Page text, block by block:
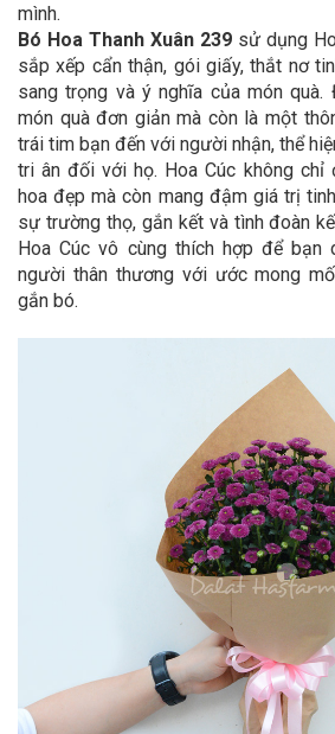
mình.
Bó Hoa Thanh Xuân 239 sử dụng
sắp xếp cẩn thận, gói giấy, thắt nơ
sang trọng và ý nghĩa của món
món quà đơn giản mà còn là một
trái tim bạn đến với người nhận, thể
tri ân đối với họ. Hoa Cúc không chỉ
hoa đẹp mà còn mang đậm giá trị
sự trường thọ, gắn kết và tình đoàn
Hoa Cúc vô cùng thích hợp để bạn
người thân thương với ước mong
gắn bó.